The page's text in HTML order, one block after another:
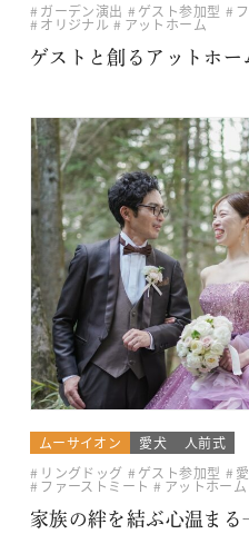
ガーデン演出
ゲスト参加型
オリジナル
アットホーム
ゲストと創るアットホー
ムーサイオン 愛犬
人前式
リングドッグ
ゲスト参加型
ファーストミート
アットホーム
家族の絆を結ぶ心温まる